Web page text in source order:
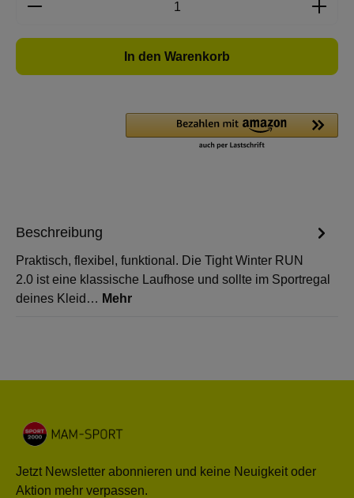
In den Warenkorb
Beschreibung
Praktisch, flexibel, funktional. Die Tight Winter RUN
2.0 ist eine klassische Laufhose und sollte im Sportregal
deines Kleid… Mehr
Jetzt Newsletter abonnieren und keine Neuigkeit oder
Aktion mehr verpassen.